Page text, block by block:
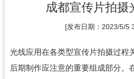
成都宣传片拍摄
[发布日期：2023/5/5
光线应用在各类型宣传片拍摄过程
后期制作应注意的重要组成部分。